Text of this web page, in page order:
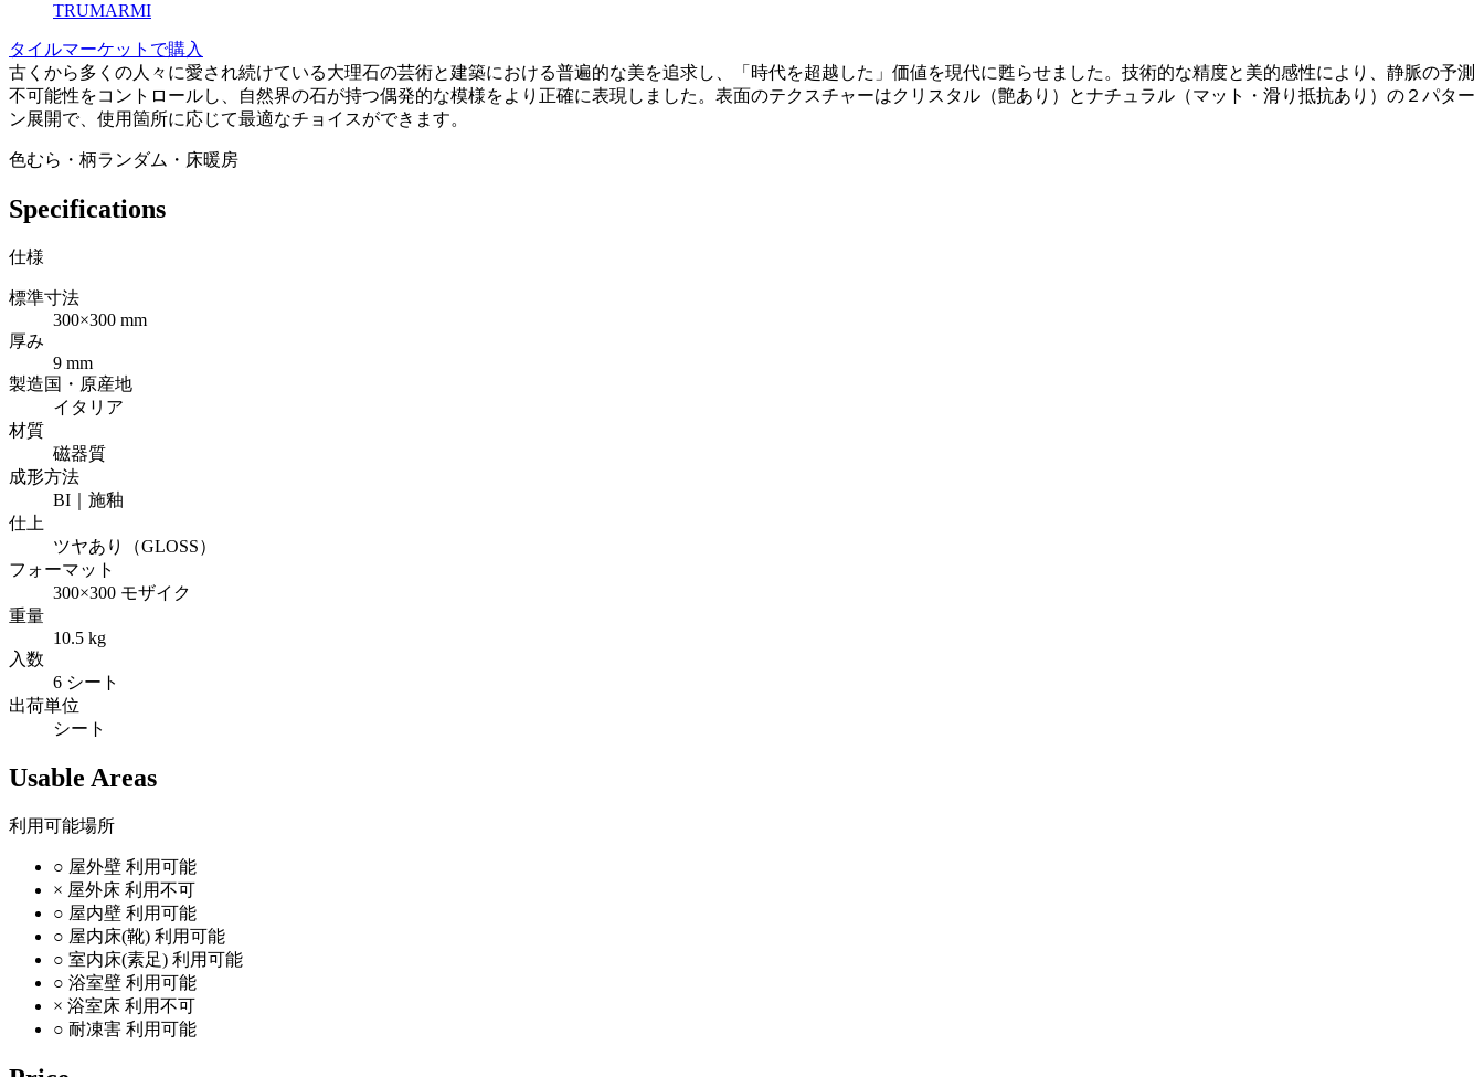
TRUMARMI
タイルマーケットで購入
古くから多くの人々に愛され続けている大理石の芸術と建築における普遍的な美を追求し、「時代を超越した」価値を現代に甦らせました。技術的な精度と美的感性により、静脈の予測
不可能性をコントロールし、自然界の石が持つ偶発的な模様をより正確に表現しました。表面のテクスチャーはクリスタル（艶あり）とナチュラル（マット・滑り抵抗あり）の２パター
ン展開で、使用箇所に応じて最適なチョイスができます。
色むら・柄ランダム・床暖房
Specifications
仕様
標準寸法
300×300 mm
厚み
9 mm
製造国・原産地
イタリア
材質
磁器質
成形方法
BI｜施釉
仕上
ツヤあり（GLOSS）
フォーマット
300×300 モザイク
重量
10.5 kg
入数
6 シート
出荷単位
シート
Usable Areas
利用可能場所
○ 屋外壁 利用可能
× 屋外床 利用不可
○ 屋内壁 利用可能
○ 屋内床(靴) 利用可能
○ 室内床(素足) 利用可能
○ 浴室壁 利用可能
× 浴室床 利用不可
○ 耐凍害 利用可能